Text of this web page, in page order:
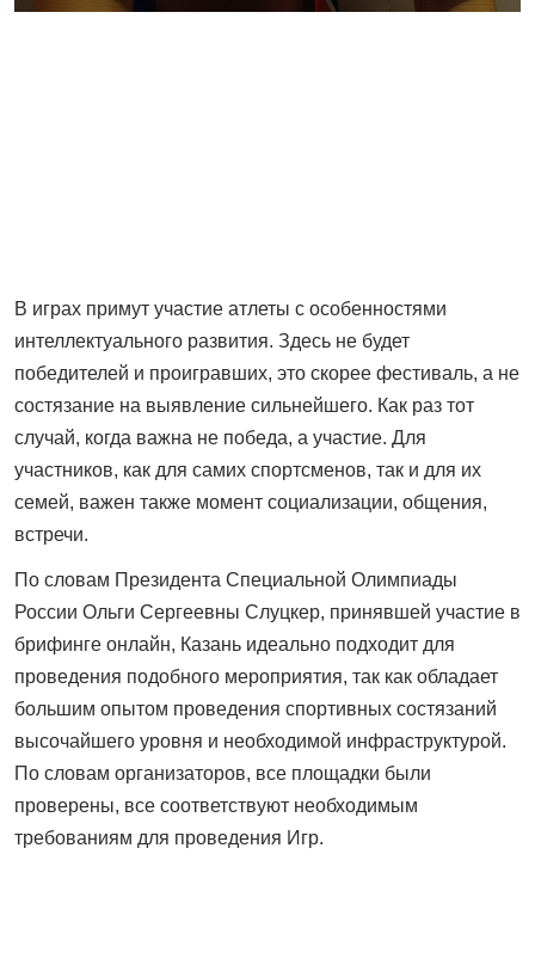
В играх примут участие атлеты с особенностями
интеллектуального развития. Здесь не будет
победителей и проигравших, это скорее фестиваль, а не
состязание на выявление сильнейшего. Как раз тот
случай, когда важна не победа, а участие. Для
участников, как для самих спортсменов, так и для их
семей, важен также момент социализации, общения,
встречи.
По словам Президента Специальной Олимпиады
России Ольги Сергеевны Слуцкер, принявшей участие в
брифинге онлайн, Казань идеально подходит для
проведения подобного мероприятия, так как обладает
большим опытом проведения спортивных состязаний
высочайшего уровня и необходимой инфраструктурой.
По словам организаторов, все площадки были
проверены, все соответствуют необходимым
требованиям для проведения Игр.